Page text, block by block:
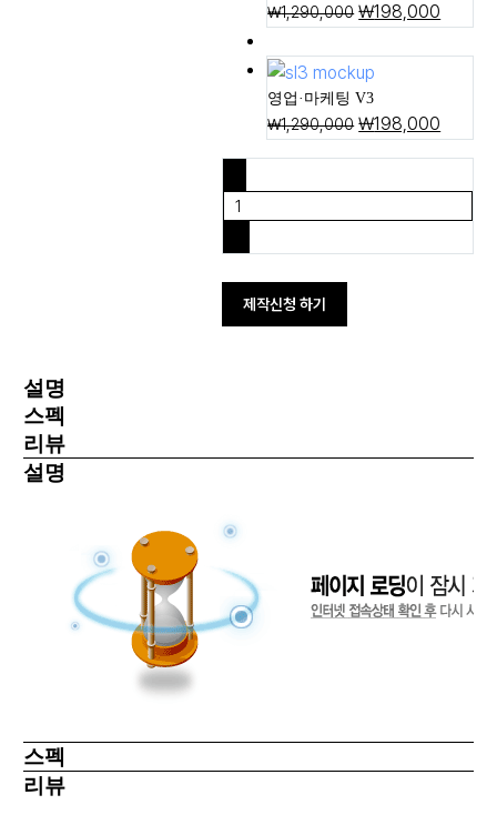
₩1,290,000 ₩198,000
영업·마케팅 V3
₩1,290,000 ₩198,000
제작신청 하기
설명
스펙
리뷰
설명
스펙
리뷰